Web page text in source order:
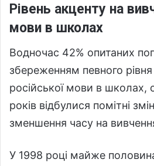
Рівень акценту на
мови в школах
Водночас 42% опитаних
збереженням певного
російської мови в школах,
років відбулися помітні
зменшення часу на
У 1998 році майже